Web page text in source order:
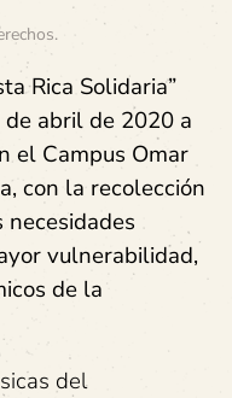
.
Rica Solidaria”
abril de 2020 a
el Campus Omar
con la recolección
vulnerabilidad,
de la
del